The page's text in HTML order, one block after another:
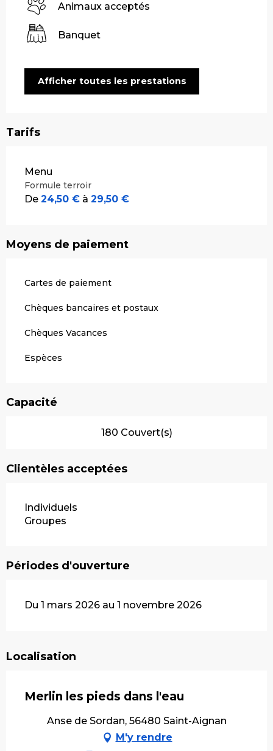
Animaux acceptés
Banquet
Afficher toutes les prestations
Tarifs
Tarifs 2026
Menu
Formule terroir
De 24,50 € à 29,50 €
Moyens de paiement
Cartes de paiement
Chèques bancaires et postaux
Chèques Vacances
Espèces
Capacité
180 Couvert(s)
Clientèles acceptées
Individuels
Groupes
Périodes d'ouverture
Du 1 mars 2026 au 1 novembre 2026
Localisation
Merlin les pieds dans l'eau
Anse de Sordan, 56480 Saint-Aignan
M'y rendre